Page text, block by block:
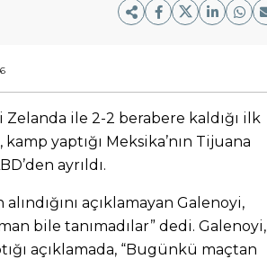
Zelanda ile 2-2 berabere kaldığı ilk
kamp yaptığı Meksika’nın Tijuana
ayrıldı.
açıklamayan Galenoyi,
bile tanımadılar” dedi. Galenoyi,
açıklamada, “Bugünkü maçtan